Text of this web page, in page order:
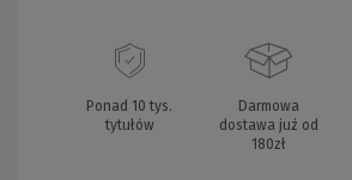
Ponad 10 tys.
tytułów
Darmowa
dostawa już od
180zł